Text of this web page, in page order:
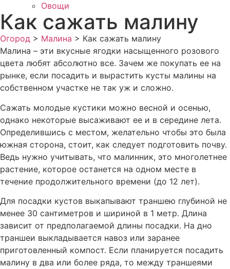
Овощи
Как сажать малину
Огород > Малина > Как сажать малину
Малина – эти вкусные ягодки насыщенного розового
цвета любят абсолютно все. Зачем же покупать ее на
рынке, если посадить и вырастить кусты малины на
собственном участке не так уж и сложно.
Сажать молодые кустики можно весной и осенью,
однако некоторые высаживают ее и в середине лета.
Определившись с местом, желательно чтобы это была
южная сторона, стоит, как следует подготовить почву.
Ведь нужно учитывать, что малинник, это многолетнее
растение, которое останется на одном месте в
течение продолжительного времени (до 12 лет).
Для посадки кустов выкапывают траншею глубиной не
менее 30 сантиметров и шириной в 1 метр. Длина
зависит от предполагаемой длины посадки. На дно
траншеи выкладывается навоз или заранее
приготовленный компост. Если планируется посадить
малину в два или более ряда, то между траншеями